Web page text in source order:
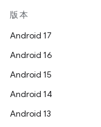
版本
Android 17
Android 16
Android 15
Android 14
Android 13